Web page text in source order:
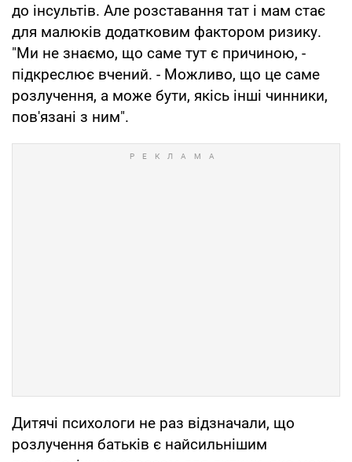
до інсультів. Але розставання тат і мам стає
для малюків додатковим фактором ризику.
"Ми не знаємо, що саме тут є причиною, -
підкреслює вчений. - Можливо, що це саме
розлучення, а може бути, якісь інші чинники,
пов'язані з ним".
Дитячі психологи не раз відзначали, що
розлучення батьків є найсильнішим